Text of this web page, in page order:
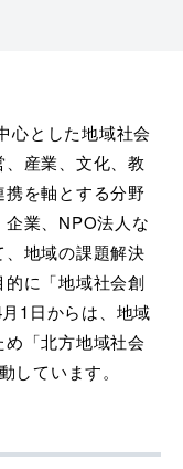
心とした地域社会
産業、文化、教
を軸とする分野
業、NPO法人な
地域の課題解決
に「地域社会創
1日からは、地域
「北方地域社会
しています。